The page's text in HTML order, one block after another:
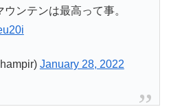
ンテンは最高って事。
January 28, 2022